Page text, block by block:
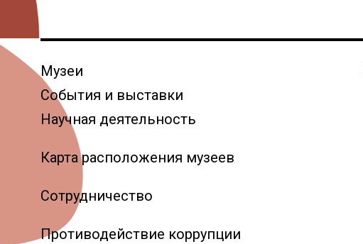
Музеи
События и выставки
Научная деятельность
Карта расположения музеев
Сотрудничество
Противодействие коррупции